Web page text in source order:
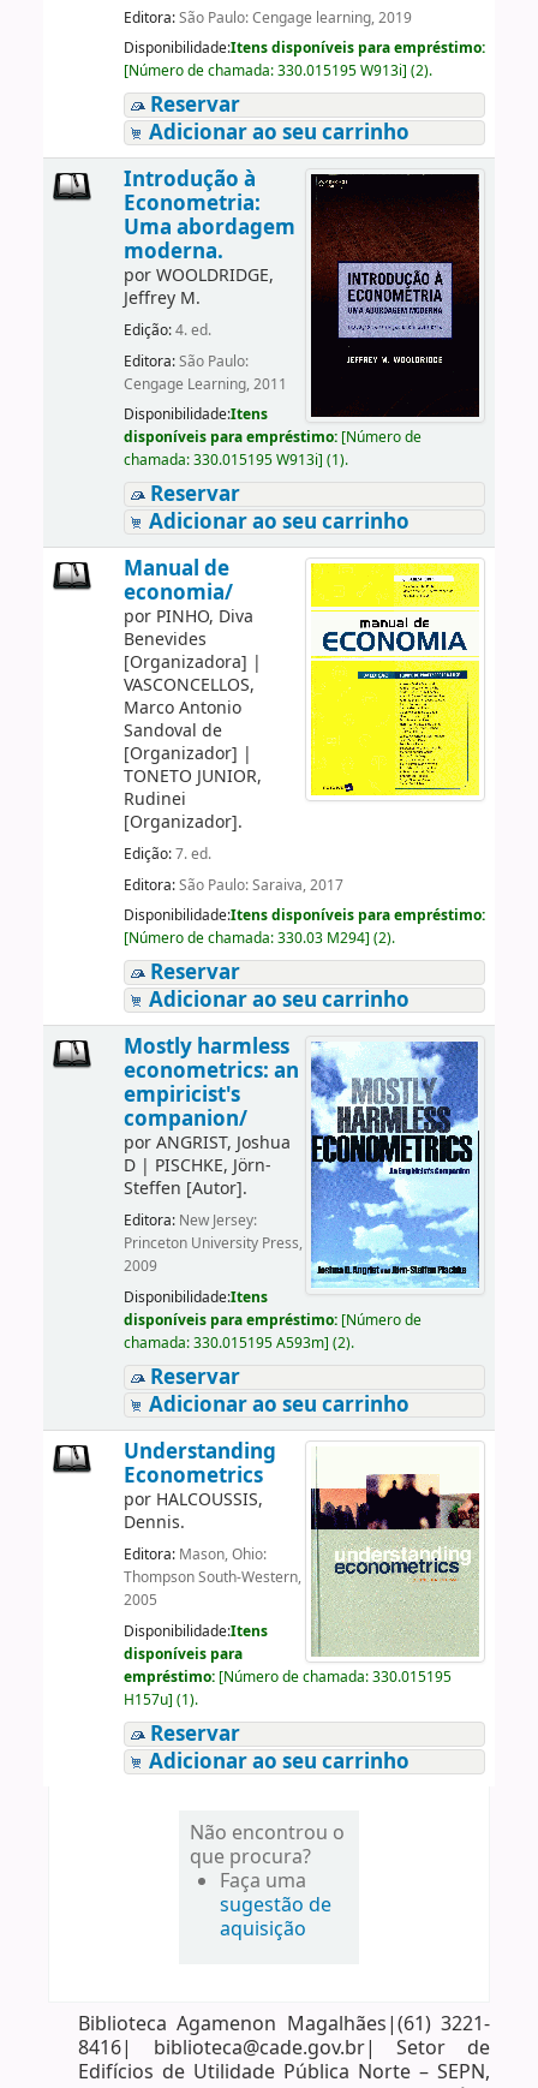
Editora:São Paulo: Cengage learning, 2019
Disponibilidade:Itens disponíveis para empréstimo:
[Número de chamada:330.015195 W913i] (2).
Reservar
Adicionar ao seu carrinho
Introdução à
Econometria:
Uma abordagem
moderna.
porWOOLDRIDGE,
Jeffrey M.
Edição:4. ed.
Editora:São Paulo:
Cengage Learning, 2011
Disponibilidade:Itens
disponíveis para empréstimo: [Número de
chamada:330.015195 W913i] (1).
Reservar
Adicionar ao seu carrinho
Manual de
economia/
por PINHO, Diva
Benevides
[Organizadora] |
VASCONCELLOS,
Marco Antonio
Sandoval de
[Organizador] |
TONETO JUNIOR,
Rudinei
[Organizador].
Edição:7. ed.
Editora:São Paulo: Saraiva, 2017
Disponibilidade:Itens disponíveis para empréstimo:
[Número de chamada:330.03 M294] (2).
Reservar
Adicionar ao seu carrinho
Mostly harmless
econometrics: an
empiricist's
companion/
porANGRIST, Joshua
D| PISCHKE, Jörn-
Steffen [Autor].
Editora: New Jersey:
Princeton University Press,
2009
Disponibilidade:Itens
disponíveis para empréstimo: [Número de
chamada:330.015195 A593m] (2).
Reservar
Adicionar ao seu carrinho
Understanding
Econometrics
por HALCOUSSIS,
Dennis.
Editora: Mason, Ohio:
Thompson South-Western,
2005
Disponibilidade:Itens
disponíveis para
empréstimo: [Número de chamada:330.015195
H157u] (1).
Reservar
Adicionar ao seu carrinho
Não encontrou o
que procura?
Faça uma
sugestão de
aquisição
Biblioteca Agamenon Magalhães|(61) 3221-
8416| biblioteca@cade.gov.br| Setor de
Edifícios de Utilidade Pública Norte – SEPN,